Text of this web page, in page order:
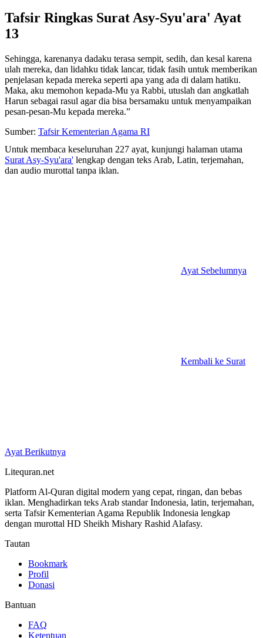
Tafsir Ringkas Surat Asy-Syu'ara' Ayat
13
Sehingga, karenanya dadaku terasa sempit, sedih, dan kesal karena
ulah mereka, dan lidahku tidak lancar, tidak fasih untuk memberikan
penjelasan kepada mereka seperti apa yang ada di dalam hatiku.
Maka, aku memohon kepada-Mu ya Rabbi, utuslah dan angkatlah
Harun sebagai rasul agar dia bisa bersamaku untuk menyampaikan
pesan-pesan-Mu kepada mereka.”
Sumber: Tafsir Kementerian Agama RI
Untuk membaca keseluruhan 227 ayat, kunjungi halaman utama
Surat Asy-Syu'ara' lengkap dengan teks Arab, Latin, terjemahan,
dan audio murottal tanpa iklan.
Ayat Sebelumnya
Kembali ke Surat
Ayat Berikutnya
Litequran.net
Platform Al-Quran digital modern yang cepat, ringan, dan bebas
iklan. Menghadirkan teks Arab standar Indonesia, latin, terjemahan,
serta Tafsir Kementerian Agama Republik Indonesia lengkap
dengan murottal HD Sheikh Mishary Rashid Alafasy.
Tautan
Bookmark
Profil
Donasi
Bantuan
FAQ
Ketentuan